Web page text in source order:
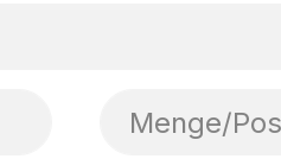
Menge/